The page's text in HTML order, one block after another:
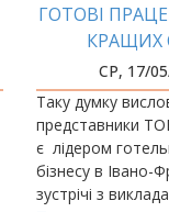
ГОТОВІ
КРАЩИХ
СР, 17/
Таку думку
представники
є лідером
бізнесу в Івано-
зустрічі з